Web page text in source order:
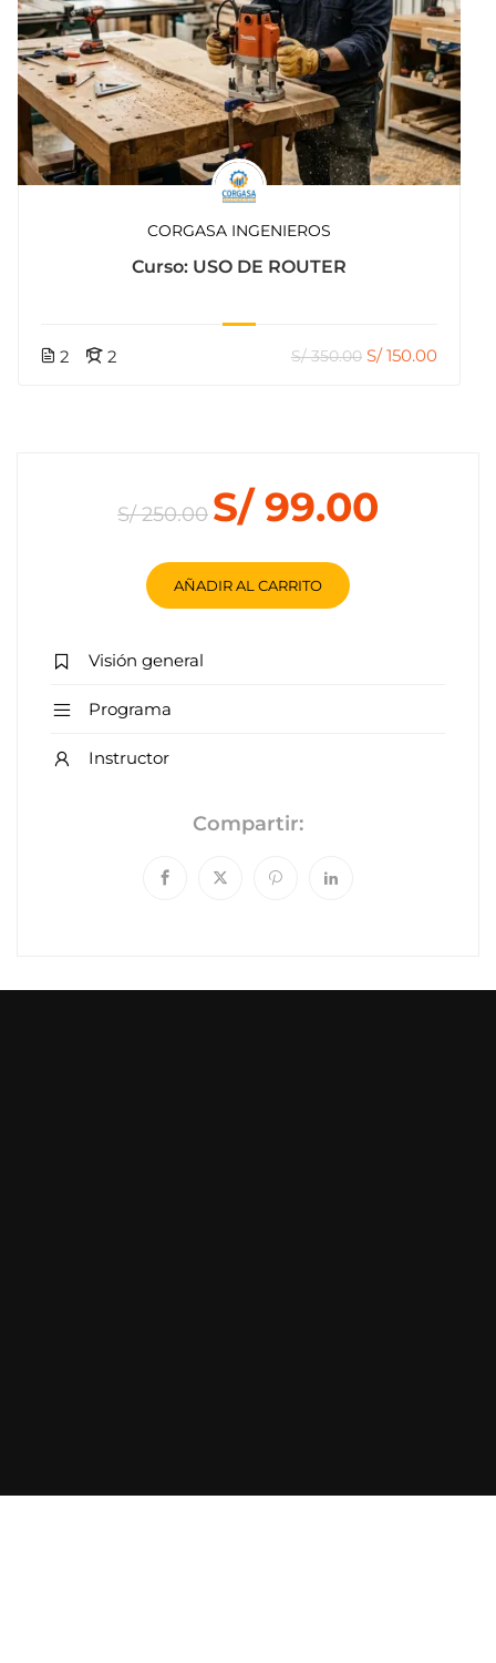
CORGASA INGENIEROS
Curso: USO DE ROUTER
2 2 S/ 350.00 S/ 150.00
S/ 250.00 S/ 99.00
AÑADIR AL CARRITO
Visión general
Programa
Instructor
Compartir: